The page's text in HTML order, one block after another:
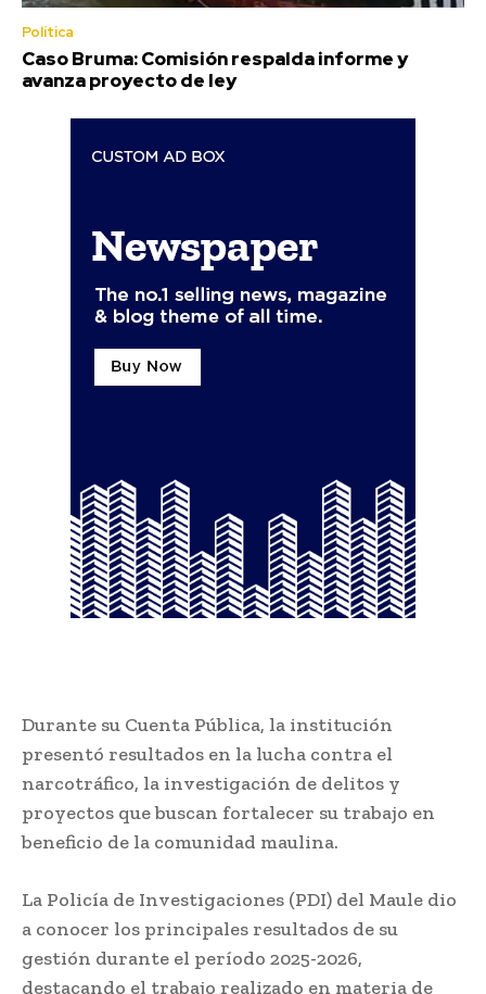
Política
Caso Bruma: Comisión respalda informe y
avanza proyecto de ley
Durante su Cuenta Pública, la institución
presentó resultados en la lucha contra el
narcotráfico, la investigación de delitos y
proyectos que buscan fortalecer su trabajo en
beneficio de la comunidad maulina.
La Policía de Investigaciones (PDI) del Maule dio
a conocer los principales resultados de su
gestión durante el período 2025-2026,
destacando el trabajo realizado en materia de